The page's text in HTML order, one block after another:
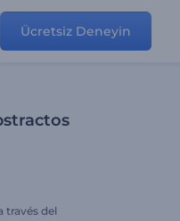
Ücretsiz Deneyin
través del